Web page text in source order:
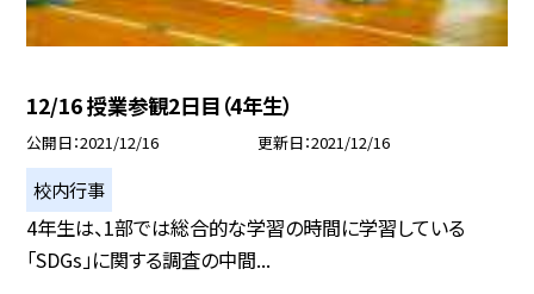
12/16 授業参観2日目（4年生）
公開日 2021/12/16 更新日 2021/12/16
校内行事
4年生は、1部では総合的な学習の時間に学習している
「SDGs」に関する調査の中間...